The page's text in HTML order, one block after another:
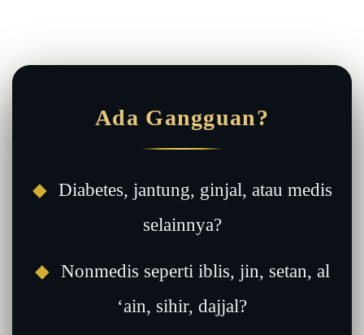
Ada Gangguan?
◆ Diabetes, jantung, ginjal, atau medis
selainnya?
◆ Nonmedis seperti iblis, jin, setan, al
‘ain, sihir, dajjal?